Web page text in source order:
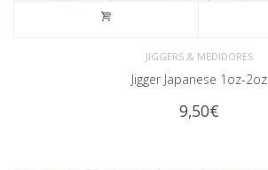
JIGGERS & MEDIDORES
Jigger Japanese 1oz-2oz
9,50€